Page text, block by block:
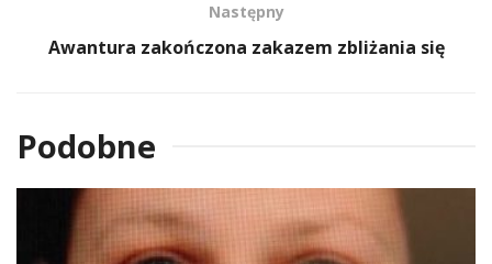
Następny
Awantura zakończona zakazem zbliżania się
Podobne